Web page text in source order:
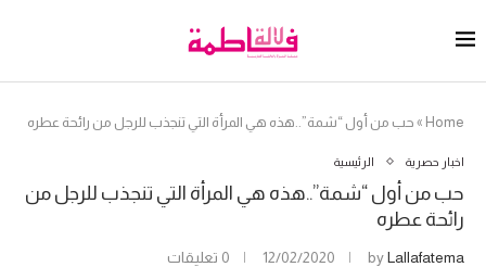
Home
» حب من أول “شمة”..هذه هي المرأة التي تنجذب للرجل من رائحة عطره
اخبار حصرية الرئيسية
حب من أول “شمة”..هذه هي المرأة التي تنجذب للرجل من
رائحة عطره
byLallafatema
12/02/2020 0 تعليقات